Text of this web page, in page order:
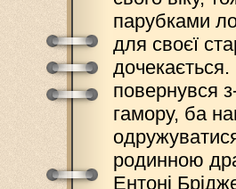
парубками
для своєї
повернувся
гамору, ба
родинною
Ентоні